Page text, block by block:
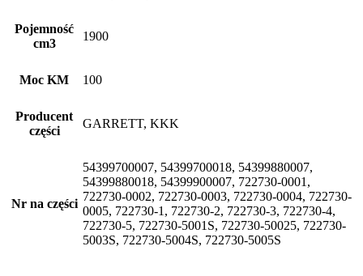
Pojemność
cm3
1900
Moc KM 100
Producent
części
GARRETT, KKK
Nr na części
54399700007, 54399700018, 54399880007,
54399880018, 54399900007, 722730-0001,
722730-0002, 722730-0003, 722730-0004, 722730-
0005, 722730-1, 722730-2, 722730-3, 722730-4,
722730-5, 722730-5001S, 722730-50025, 722730-
5003S, 722730-5004S, 722730-5005S